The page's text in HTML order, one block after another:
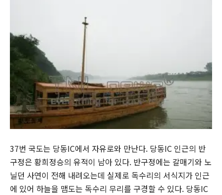
37번 국도는 당동IC에서 자유로와 만난다. 당동IC 인근의 반
구정은 황희정승의 유적이 남아 있다. 반구정에는 갈매기와 노
닐던 사연이 전해 내려오는데 실제로 독수리의 서식지가 인근
에 있어 하늘을 맴도는 독수리 무리를 구경할 수 있다. 당동IC